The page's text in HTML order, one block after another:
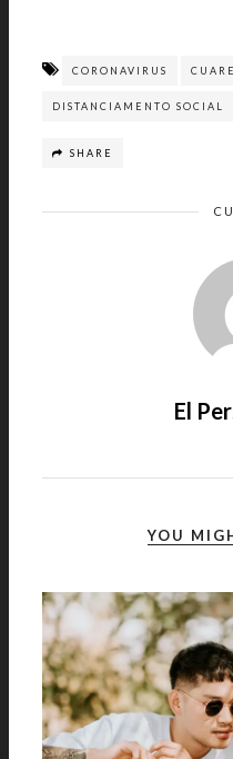
CORONAVIRUS
DISTANCIAMENTO SOCIAL
SHARE
El
YOU